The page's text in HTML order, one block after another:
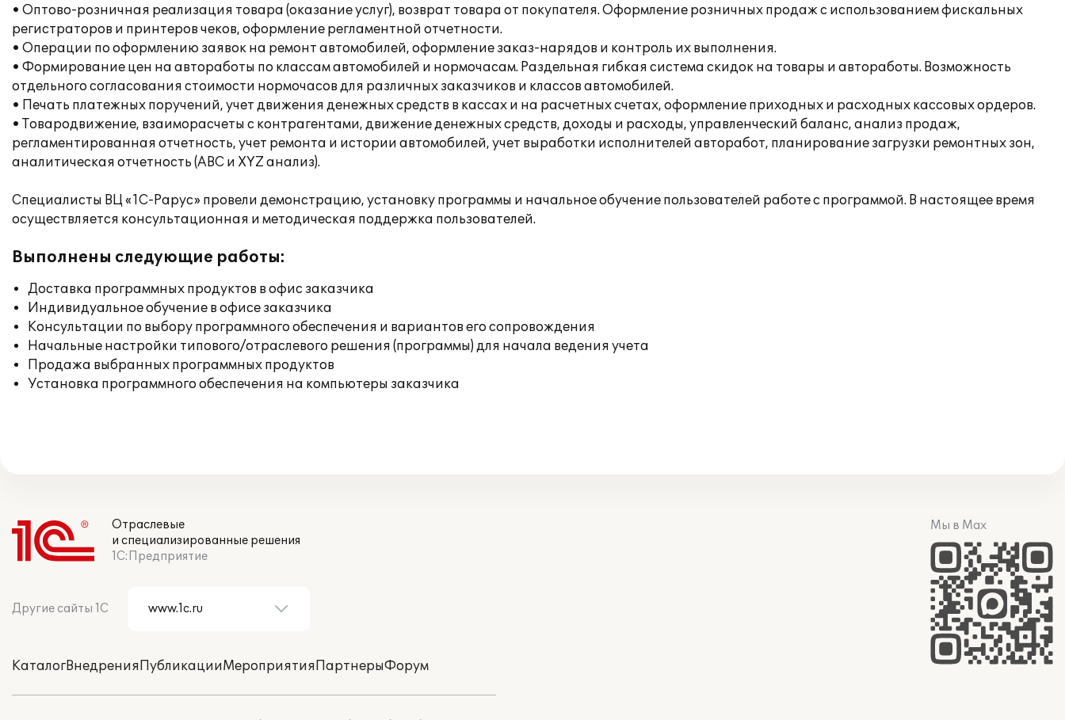
• Оптово-розничная реализация товара (оказание услуг), возврат товара от покупателя. Оформление розничных продаж с использованием фискальных
регистраторов и принтеров чеков, оформление регламентной отчетности.
• Операции по оформлению заявок на ремонт автомобилей, оформление заказ-нарядов и контроль их выполнения.
• Формирование цен на автоработы по классам автомобилей и нормочасам. Раздельная гибкая система скидок на товары и автоработы. Возможность
отдельного согласования стоимости нормочасов для различных заказчиков и классов автомобилей.
• Печать платежных поручений, учет движения денежных средств в кассах и на расчетных счетах, оформление приходных и расходных кассовых ордеров.
• Товародвижение, взаиморасчеты с контрагентами, движение денежных средств, доходы и расходы, управленческий баланс, анализ продаж,
регламентированная отчетность, учет ремонта и истории автомобилей, учет выработки исполнителей авторабот, планирование загрузки ремонтных зон,
аналитическая отчетность (ABC и XYZ анализ).
Специалисты ВЦ «1С-Рарус» провели демонстрацию, установку программы и начальное обучение пользователей работе с программой. В настоящее время
осуществляется консультационная и методическая поддержка пользователей.
Выполнены следующие работы:
Доставка программных продуктов в офис заказчика
Индивидуальное обучение в офисе заказчика
Консультации по выбору программного обеспечения и вариантов его сопровождения
Начальные настройки типового/отраслевого решения (программы) для начала ведения учета
Продажа выбранных программных продуктов
Установка программного обеспечения на компьютеры заказчика
Отраслевые
и специализированные решения
1С:Предприятие
Другие сайты 1С
КаталогВнедренияПубликацииМероприятияПартнерыФорум
Мы в Max